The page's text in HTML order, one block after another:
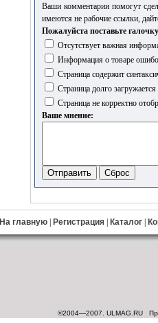
Ваши комментарии помогут
имеются не рабочие ссылки,
Пожалуйста поставьте
Отсутствует важная
Информация о товаре
Страница содержит
Страница долго загружается
Страница не корректно
Ваше мнение:
На главную| Регистрация| Каталог|
©2004—2007. ULMAG.RU